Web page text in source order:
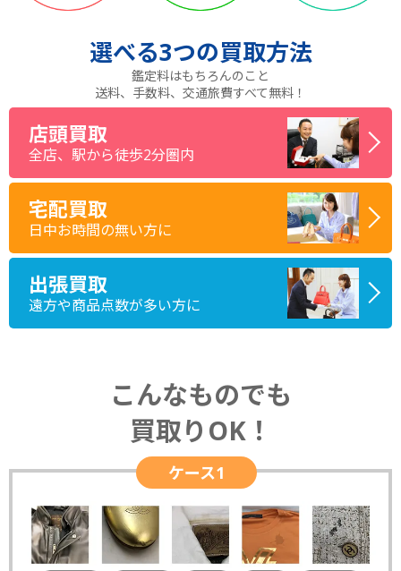
選べる3つの買取方法
鑑定料はもちろんのこと
送料、手数料、交通旅費すべて無料！
店頭買取
全店、駅から徒歩2分圏内
宅配買取
日中お時間の無い方に
出張買取
遠方や商品点数が多い方に
こんなものでも
買取りOK！
ケース1